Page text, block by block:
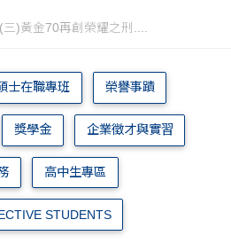
)黃金70再創榮耀之刑....
士在職專班 榮譽事蹟
獎學金 企業徵才與實習
高中生專區
STUDENTS